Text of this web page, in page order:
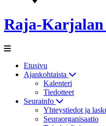
Raja-
Etusivu
Ajankohtaista
Kalenteri
Tiedotteet
Seurainfo
Yhteystiedot ja
Seuraorganisaatio